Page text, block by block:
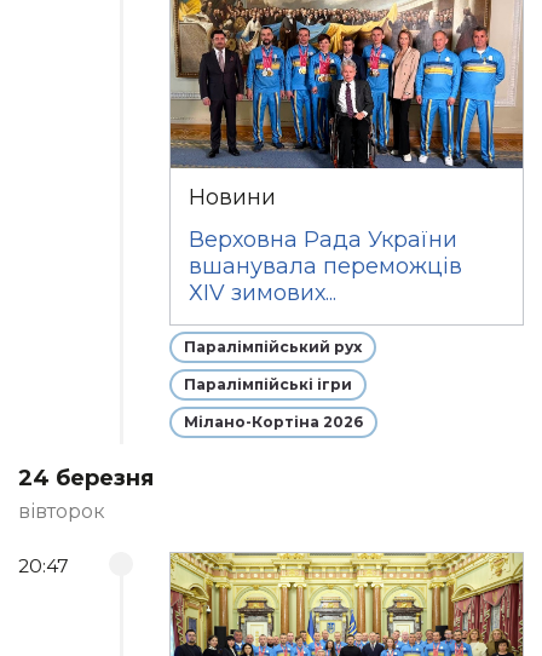
Новини
Верховна Рада України
вшанувала переможців
ХIV зимових...
Паралімпійський рух
Паралімпійські ігри
Мілано-Кортіна 2026
24 березня
вівторок
20:47